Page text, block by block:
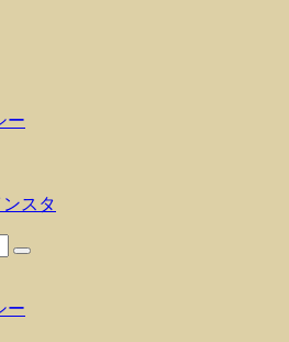
ー
スタ
ー